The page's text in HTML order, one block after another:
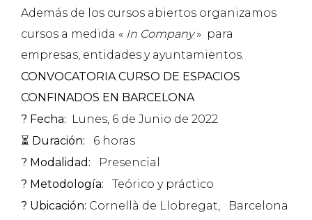
Además de los cursos abiertos organizamos
cursos a medida « In Company» para
empresas, entidades y ayuntamientos.
CONVOCATORIA CURSO DE ESPACIOS
CONFINADOS EN BARCELONA
? Fecha:
Lunes, 6 de Junio de 2022
⏳ Duración:
6 horas
? Modalidad:
Presencial
? Metodología:
Teórico y práctico
? Ubicación: Cornellà de Llobregat,
Barcelona